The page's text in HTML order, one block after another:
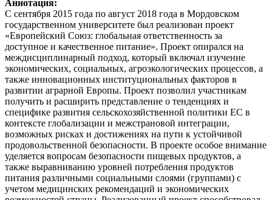
Аннотация:
С сентября 2015 года по август 2018 года в Мордовском
государственном университете был реализован проект
«Европейский Союз: глобальная ответственность за
доступное и качественное питание». Проект опирался на
междисциплинарный подход, который включал изучение
экономических, социальных, агроэкологических процессов, а
также инновационных институциональных факторов в
развитии аграрной Европы. Проект позволил участникам
получить и расширить представление о тенденциях и
специфике развития сельскохозяйственной политики ЕС в
контексте глобализации и межстрановой интеграции,
возможных рисках и достижениях на пути к устойчивой
продовольственной безопасности. В проекте особое внимание
уделяется вопросам безопасности пищевых продуктов, а
также выравниванию уровней потребления продуктов
питания различными социальными слоями (группами) с
учетом медицинских рекомендаций и экономических